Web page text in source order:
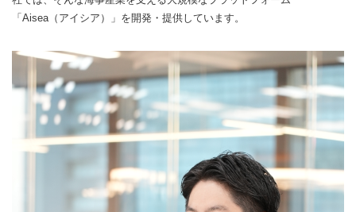
「Aisea（アイシア）」を開発・提供しています。